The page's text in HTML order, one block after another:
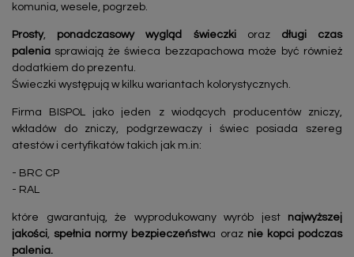
komunia, wesele, pogrzeb.
Prosty, ponadczasowy wygląd świeczkiorazdługi czas
palenia sprawiają że świeca bezzapachowa może być również
dodatkiem do prezentu.
Świeczki występują w kilku wariantach kolorystycznych.
Firma BISPOL jako jeden z wiodących producentów zniczy,
wkładów do zniczy, podgrzewaczy i świec posiada szereg
atestów i certyfikatów takich jak m.in:
- BRC CP
- RAL
które gwarantują, że wyprodukowany wyrób jest najwyższej
jakości ,spełnia normy bezpieczeństwa oraz nie kopci podczas
palenia.